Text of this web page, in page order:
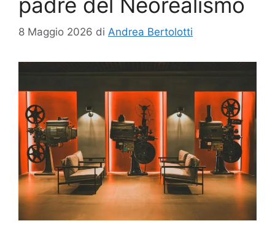
8 Maggio 2026 di Andrea Bertolotti